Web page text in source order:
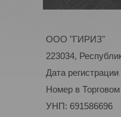
ООО "ГИРИЗ"
223034,
Дата
Номер в
УНП: 691586696